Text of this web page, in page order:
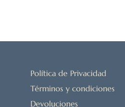
Política de Privacidad
Términos y condiciones
Devoluciones